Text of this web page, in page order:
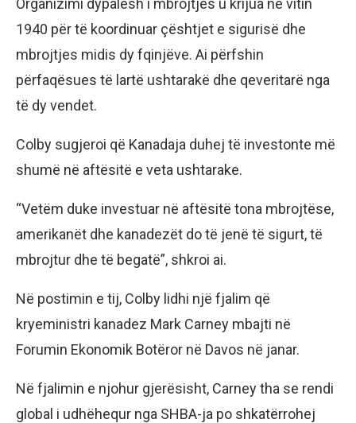
Organizimi dypalësh i mbrojtjes u krijua në vitin
1940 për të koordinuar çështjet e sigurisë dhe
mbrojtjes midis dy fqinjëve. Ai përfshin
përfaqësues të lartë ushtarakë dhe qeveritarë nga
të dy vendet.
Colby sugjeroi që Kanadaja duhej të investonte më
shumë në aftësitë e veta ushtarake.
“Vetëm duke investuar në aftësitë tona mbrojtëse,
amerikanët dhe kanadezët do të jenë të sigurt, të
mbrojtur dhe të begatë”, shkroi ai.
Në postimin e tij, Colby lidhi një fjalim që
kryeministri kanadez Mark Carney mbajti në
Forumin Ekonomik Botëror në Davos në janar.
Në fjalimin e njohur gjerësisht, Carney tha se rendi
global i udhëhequr nga SHBA-ja po shkatërrohej